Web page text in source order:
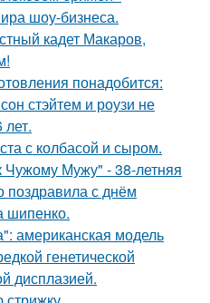
шоу-бизнеса.
кадет Макаров,
понадобится:
стэйтем и роузи не
с колбасой и сыром.
Чужому Мужу" - 38-летняя
поздравила с днём
шипенко.
американская модель
генетической
дисплазией.